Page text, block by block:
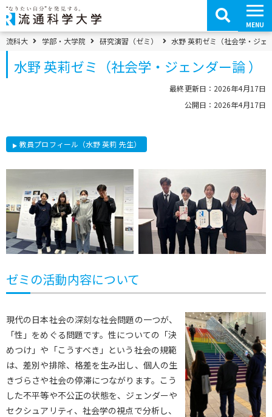
コ
ン
テ
ン
ツ
へ
移
MENU
パンくずメニュー
流科大 学部・大学院 研究演習（ゼミ） 水野 英莉ゼミ（社会学・ジェ
水野 英莉ゼミ（社会学・ジェンダー論 ）
最終更新日：2026年4月17日
公開日：2026年4月17日
教員プロフィール（水野 英莉 先生）
ゼミの活動内容について
現代の日本社会の深刻な社会問題の一つが、
「性」をめぐる問題です。性についての「決
めつけ」や「こうすべき」という社会の規範
は、差別や排除、格差を生み出し、個人の生
きづらさや社会の停滞につながります。こう
した不平等や不公正の状態を、ジェンダーや
セクシュアリティ、社会学の視点で分析し、